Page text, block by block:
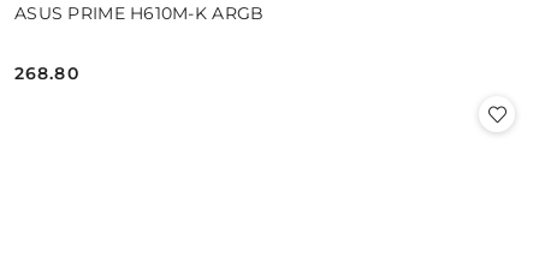
ASUS PRIME H610M-K ARGB
Cena:
268.80